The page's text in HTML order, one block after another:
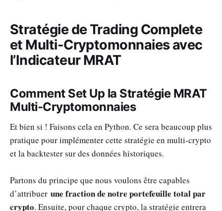
Stratégie de Trading Complete
et Multi-Cryptomonnaies avec
l’Indicateur MRAT
Comment Set Up la Stratégie MRAT
Multi-Cryptomonnaies
Et bien si ! Faisons cela en Python. Ce sera beaucoup plus
pratique pour implémenter cette stratégie en multi-crypto
et la backtester sur des données historiques.
Partons du principe que nous voulons être capables
d’attribuer une fraction de notre portefeuille total par
crypto. Ensuite, pour chaque crypto, la stratégie entrera